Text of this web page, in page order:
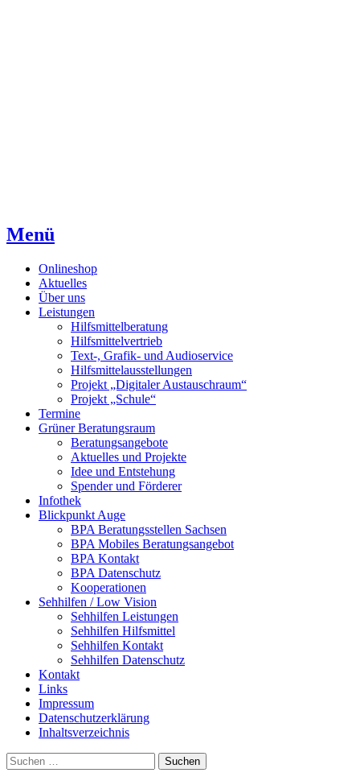
Menü
Onlineshop
Aktuelles
Über uns
Leistungen
Hilfsmittelberatung
Hilfsmittelvertrieb
Text-, Grafik- und Audioservice
Hilfsmittelausstellungen
Projekt „Digitaler Austauschraum“
Projekt „Schule“
Termine
Grüner Beratungsraum
Beratungsangebote
Aktuelles und Projekte
Idee und Entstehung
Spender und Förderer
Infothek
Blickpunkt Auge
BPA Beratungsstellen Sachsen
BPA Mobiles Beratungsangebot
BPA Kontakt
BPA Datenschutz
Kooperationen
Sehhilfen / Low Vision
Sehhilfen Leistungen
Sehhilfen Hilfsmittel
Sehhilfen Kontakt
Sehhilfen Datenschutz
Kontakt
Links
Impressum
Datenschutzerklärung
Inhaltsverzeichnis
Suche
Suchen
nach: